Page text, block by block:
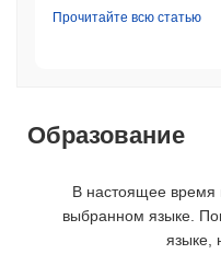
Прочитайте всю статью
Образование
В настоящее время
выбранном языке.
языке,